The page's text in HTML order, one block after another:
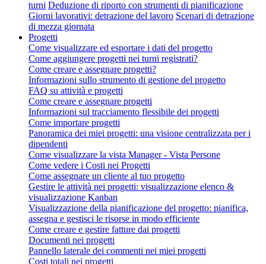
turni Deduzione di riporto con strumenti di pianificazione
Giorni lavorativi: detrazione del lavoro Scenari di detrazione
di mezza giornata
Progetti
Come visualizzare ed esportare i dati del progetto
Come aggiungere progetti nei turni registrati?
Come creare e assegnare progetti?
Informazioni sullo strumento di gestione del progetto
FAQ su attività e progetti
Come creare e assegnare progetti
Informazioni sul tracciamento flessibile dei progetti
Come importare progetti
Panoramica dei miei progetti: una visione centralizzata per i
dipendenti
Come visualizzare la vista Manager - Vista Persone
Come vedere i Costi nei Progetti
Come assegnare un cliente al tuo progetto
Gestire le attività nei progetti: visualizzazione elenco &
visualizzazione Kanban
Visualizzazione della pianificazione del progetto: pianifica,
assegna e gestisci le risorse in modo efficiente
Come creare e gestire fatture dai progetti
Documenti nei progetti
Pannello laterale dei commenti nei miei progetti
Costi totali nei progetti